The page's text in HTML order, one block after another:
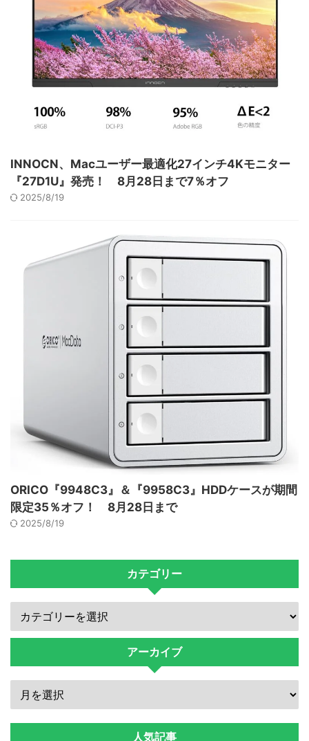
INNOCN、Macユーザー最適化27インチ4Kモニター
『27D1U』発売！ 8月28日まで7％オフ
2025/8/19
ORICO『9948C3』＆『9958C3』HDDケースが期間
限定35％オフ！ 8月28日まで
2025/8/19
カテゴリー
アーカイブ
人気記事